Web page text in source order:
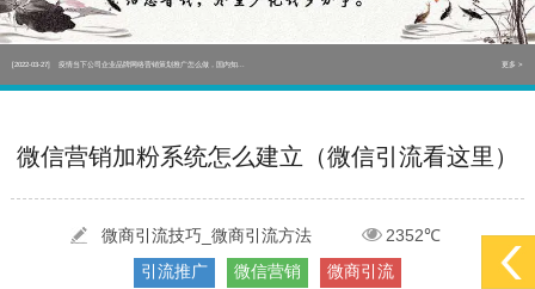
[2022-05-04] 污水处理设备厂家产品如何做网络推广（污水处理项目网... 更多 >
[2022-03-27] 疫情当下公司企业品牌网络营销策划推广怎么做，国内知... 更多 >
[2022-05-29] 实体门店如何做网络推广吸引客户，实体店网络营销技巧...
疫情当下公司企业品牌网络营销策划推广怎么做，国内知...
微信营销加粉系统怎么建立（微信引流看这里）
微商引流技巧_微商引流方法
2352℃
引流推广
微信营销 微商引流